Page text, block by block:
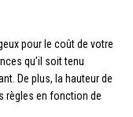
pour le coût de votre
qu’il soit tenu
De plus, la hauteur de
règles en fonction de